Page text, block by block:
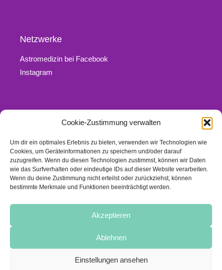
Cookie-Zustimmung verwalten
Um dir ein optimales Erlebnis zu bieten, verwenden wir Technologien wie
Cookies, um Geräteinformationen zu speichern und/oder darauf
zuzugreifen. Wenn du diesen Technologien zustimmst, können wir Daten
wie das Surfverhalten oder eindeutige IDs auf dieser Website verarbeiten.
Wenn du deine Zustimmung nicht erteilst oder zurückziehst, können
bestimmte Merkmale und Funktionen beeinträchtigt werden.
Akzeptieren
Ablehnen
Einstellungen ansehen
Netzwerke
Astromedizin bei Facebook
Instagram
Rechtliches
Kontakt
Impressum
Datenschutz
Links
© 2016-2019 · Heide Trautmann